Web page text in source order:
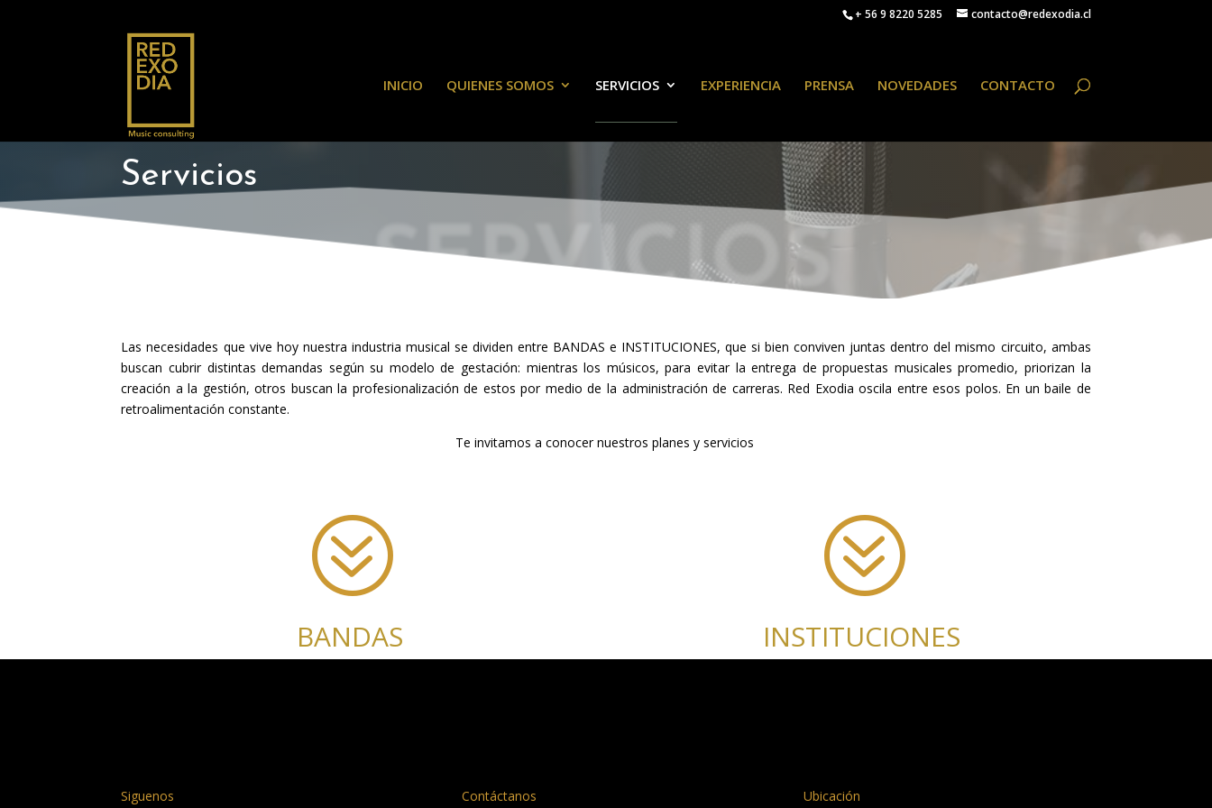
+ 56 9 8220 5285 contacto@redexodia.cl
INICIO QUIENES SOMOS SERVICIOS EXPERIENCIA PRENSA NOVEDADES CONTACTO
Servicios
SERVICIOS
Las necesidades que vive hoy nuestra industria musical se dividen entre BANDAS e INSTITUCIONES, que si bien conviven juntas dentro del mismo circuito, ambas
buscan cubrir distintas demandas según su modelo de gestación: mientras los músicos, para evitar la entrega de propuestas musicales promedio, priorizan la
creación a la gestión, otros buscan la profesionalización de estos por medio de la administración de carreras. Red Exodia oscila entre esos polos. En un baile de
retroalimentación constante.
Te invitamos a conocer nuestros planes y servicios
?
BANDAS
?
INSTITUCIONES
Siguenos Contáctanos Ubicación